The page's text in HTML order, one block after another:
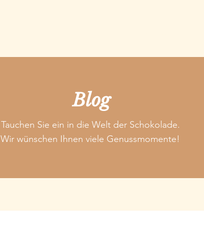
Blog
Tauchen Sie ein in die Welt der Schokolade.
Wir wünschen Ihnen viele Genussmomente!